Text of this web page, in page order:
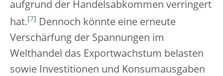
aufgrund der Handelsabkommen verringert
hat. 7
Dennoch könnte eine erneute
Verschärfung der Spannungen im
Welthandel das Exportwachstum belasten
sowie Investitionen und Konsumausgaben